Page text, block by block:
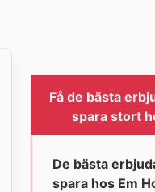
Få de bästa
spara stort
De bästa
spara hos Em